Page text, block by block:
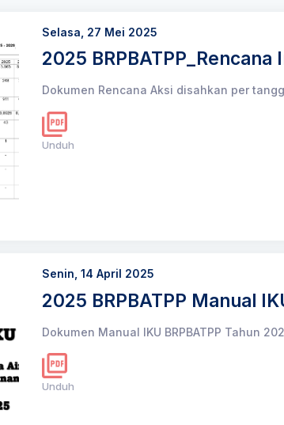
Selasa, 27 Mei 2025
2025
Dokumen Rencana Aksi disahkan per
Unduh
Senin, 14 April 2025
2025 BRPBATPP Manual
Dokumen Manual IKU BRPBATPP Tahun
Unduh